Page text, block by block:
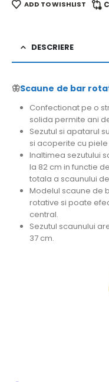
ADD TO WISHLIST
DESCRIERE
🦋Scaune de bar
Confectionat pe o
solida permite ani
Sezutul si apatarul
si acoperite cu
Inaltimea sezutului
la 82 cm in functie
totala a scaunului
Modelul scaune de
rotative si poate
central.
Sezutul scaunului
37 cm.